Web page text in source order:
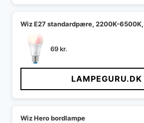
Wiz E27 standardpære, 2200K-
69kr.
Wiz Hero bordlampe